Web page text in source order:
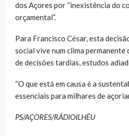
dos Açores por “inexistência do
orçamental”.
Para Francisco César, esta
social vive num clima permanente
de decisões tardias, estudos
“O que está em causa é a
essenciais para milhares de
PS/AÇORES/RÁDIOILHÉU